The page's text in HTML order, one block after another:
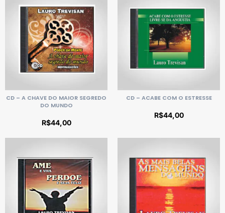
CD – A CHAVE DO MAIOR SEGREDO
DO MUNDO
R$44,00
CD – ACABE COM O ESTRESSE
R$44,00